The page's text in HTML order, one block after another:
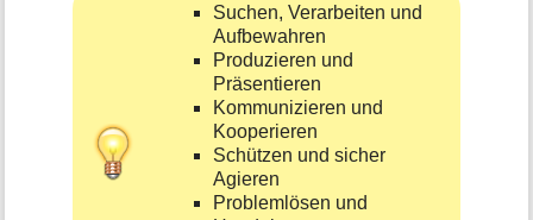
Suchen, Verarbeiten und
Aufbewahren
Produzieren und
Präsentieren
Kommunizieren und
Kooperieren
Schützen und sicher
Agieren
Problemlösen und